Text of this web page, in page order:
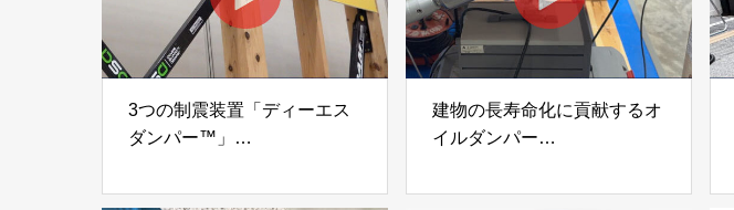
3つの制震装置「ディーエス
ダンパー™」
プ®」
建物の長寿命化に貢献するオ
イルダンパー
「evoltz」